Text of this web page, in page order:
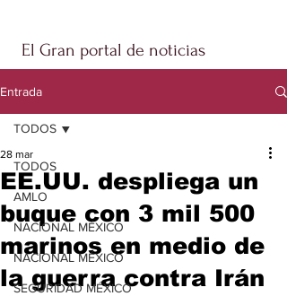
El Gran portal de noticias
Entrada
TODOS
AMLO
NACIONAL MÉXICO
NACIONAL MÉXICO
SEGURIDAD MÉXICO
TODOS
EE.UU. despliega un
buque con 3 mil 500
marinos en medio de
la guerra contra Irán
28 mar